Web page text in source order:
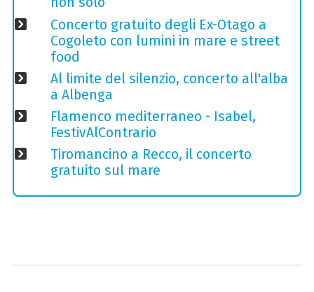
Concerto gratuito degli Ex-Otago a
Cogoleto con lumini in mare e street
food
Al limite del silenzio, concerto all'alba
a Albenga
Flamenco mediterraneo - Isabel,
FestivAlContrario
Tiromancino a Recco, il concerto
gratuito sul mare